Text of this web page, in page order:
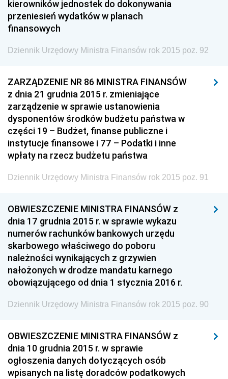
Społecznej
Dziennik Urzędowy Ministra Cyfryzacji
Dziennik Urzędowy Ministra Infrastruktury i
Dziennik Urzędowy Ministra Gospodarki Morskiej i
Żeglugi Śródlądowej
Dziennik Urzędowy Ministra Energii
Dziennik Urzędowy Ministra Finansów
2025
2023
2021
2020
2019
2018
2016
2015
2013
2012
2011
kierowników jednostek do dokonywania
przeniesień wydatków w planach
finansowych
Dziennik Urzędowy Ministra Finansów rok 2015 poz. 92
ZARZĄDZENIE NR 86 MINISTRA FINANSÓW
z dnia 21 grudnia 2015 r. zmieniające
zarządzenie w sprawie ustanowienia
dysponentów środków budżetu państwa w
części 19 – Budżet, finanse publiczne i
instytucje finansowe i 77 – Podatki i inne
wpłaty na rzecz budżetu państwa
Dziennik Urzędowy Ministra Finansów rok 2015 poz. 91
OBWIESZCZENIE MINISTRA FINANSÓW z
dnia 17 grudnia 2015 r. w sprawie wykazu
numerów rachunków bankowych urzędu
skarbowego właściwego do poboru
należności wynikających z grzywien
nałożonych w drodze mandatu karnego
obowiązującego od dnia 1 stycznia 2016 r.
Dziennik Urzędowy Ministra Finansów rok 2015 poz. 90
OBWIESZCZENIE MINISTRA FINANSÓW z
dnia 10 grudnia 2015 r. w sprawie
ogłoszenia danych dotyczących osób
wpisanych na listę doradców podatkowych